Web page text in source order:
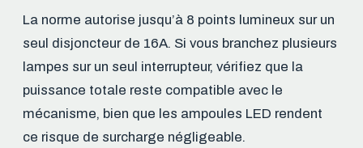
La norme autorise jusqu’à 8 points lumineux sur un
seul disjoncteur de 16A. Si vous branchez plusieurs
lampes sur un seul interrupteur, vérifiez que la
puissance totale reste compatible avec le
mécanisme, bien que les ampoules LED rendent
ce risque de surcharge négligeable.